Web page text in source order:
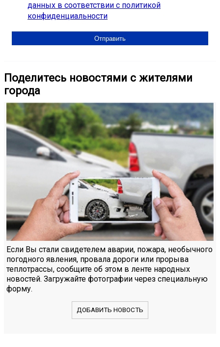
данных в соответствии с политикой
конфиденциальности
Поделитесь новостями с жителями
города
Если Вы стали свидетелем аварии, пожара, необычного
погодного явления, провала дороги или прорыва
теплотрассы, сообщите об этом в ленте народных
новостей. Загружайте фотографии через специальную
форму.
ДОБАВИТЬ НОВОСТЬ